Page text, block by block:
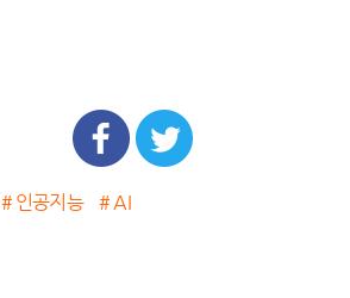
# 인공지능 # AI